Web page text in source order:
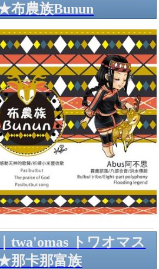
布農族Bunun
twa'omas トワオマス
那卡那富族